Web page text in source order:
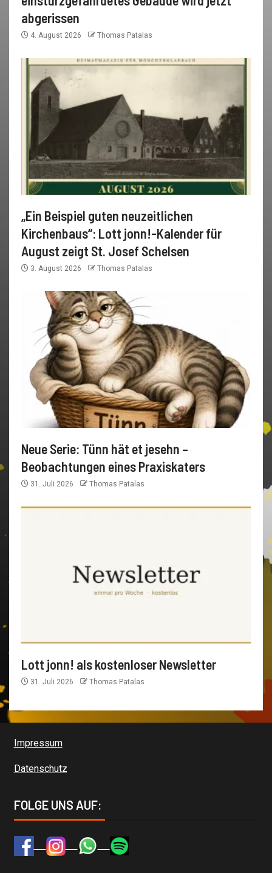
abgerissen
4. August 2026 Thomas Patalas
„Ein Beispiel guten neuzeitlichen
Kirchenbaus“: Lott jonn!-Kalender für
August zeigt St. Josef Schelsen
3. August 2026 Thomas Patalas
Neue Serie: Tünn hät et jesehn –
Beobachtungen eines Praxiskaters
31. Juli 2026 Thomas Patalas
Lott jonn! als kostenloser Newsletter
31. Juli 2026 Thomas Patalas
Impressum
Datenschutz
FOLGE UNS AUF: